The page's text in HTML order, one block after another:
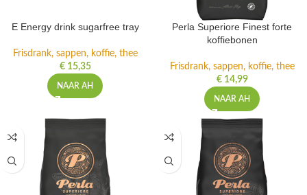
E Energy drink sugarfree tray
Frisdrank, sappen, koffie, thee
€15,35
NAAR AH
Perla Superiore Finest forte
koffiebonen
Frisdrank, sappen, koffie, thee
€14,99
NAAR AH